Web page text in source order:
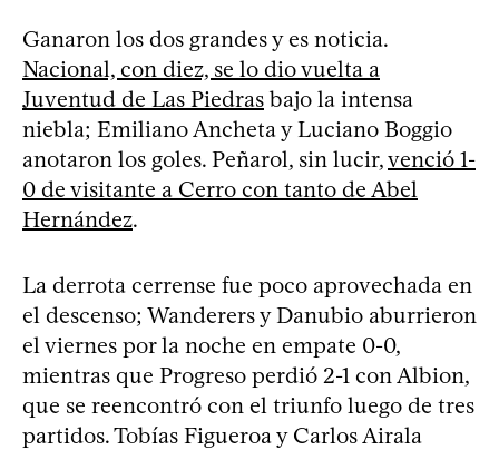
Ganaron los dos grandes y es noticia.
Nacional, con diez, se lo dio vuelta a
Juventud de Las Piedras bajo la intensa
niebla; Emiliano Ancheta y Luciano Boggio
anotaron los goles. Peñarol, sin lucir,venció 1-
0 de visitante a Cerro con tanto de Abel
Hernández.
La derrota cerrense fue poco aprovechada en
el descenso; Wanderers y Danubio aburrieron
el viernes por la noche en empate 0-0,
mientras que Progreso perdió 2-1 con Albion,
que se reencontró con el triunfo luego de tres
partidos. Tobías Figueroa y Carlos Airala